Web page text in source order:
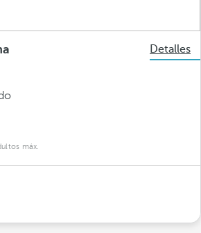
Detalles
máx.